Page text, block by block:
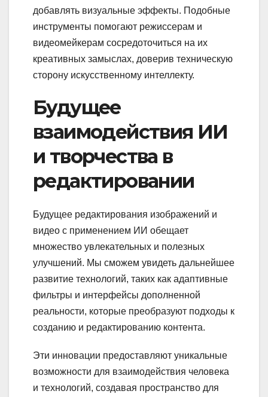
добавлять визуальные эффекты. Подобные
инструменты помогают режиссерам и
видеомейкерам сосредоточиться на их
креативных замыслах, доверив техническую
сторону искусственному интеллекту.
Будущее
взаимодействия ИИ
и творчества в
редактировании
Будущее редактирования изображений и
видео с применением ИИ обещает
множество увлекательных и полезных
улучшений. Мы сможем увидеть дальнейшее
развитие технологий, таких как адаптивные
фильтры и интерфейсы дополненной
реальности, которые преобразуют подходы к
созданию и редактированию контента.
Эти инновации предоставляют уникальные
возможности для взаимодействия человека
и технологий, создавая пространство для